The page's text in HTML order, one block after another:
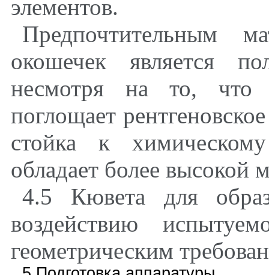
элементов.
Предпочтительным
окошечек является
несмотря на то, что
поглощает
стойка к
обладает более высокой
4.5 Кювета для
воздействию
геометрическим